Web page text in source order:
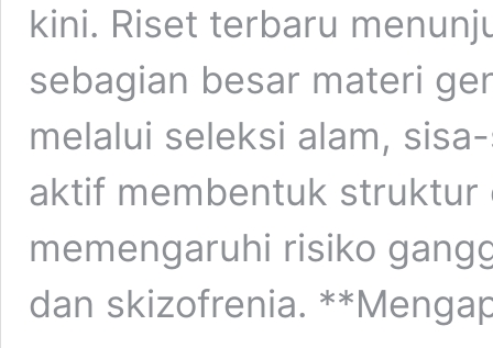
kini. Riset terbaru
sebagian besar materi
melalui seleksi alam,
aktif membentuk struktur
memengaruhi risiko
dan skizofrenia.